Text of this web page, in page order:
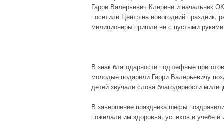
Гарри Валерьевич Клерини и начальник
посетили Центр на новогодний праздник,
милиционеры пришли не с пустыми
В знак благодарности подшефные
молодые подарили Гарри Валерьевичу
детей звучали слова благодарности
В завершение праздника шефы
пожелали им здоровья, успехов в учебе